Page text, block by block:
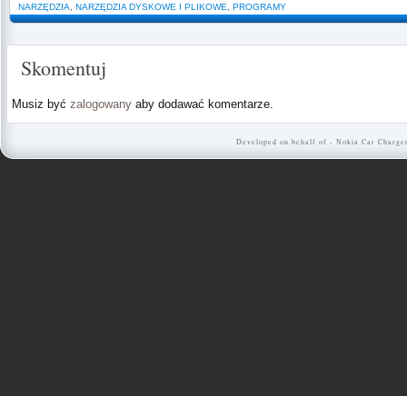
NARZĘDZIA NARZĘDZIA DYSKOWE I PLIKOWE PROGRAMY
Skomentuj
Musiz być zalogowany aby dodawać komentarze.
Developed on behalf of - Nokia Car